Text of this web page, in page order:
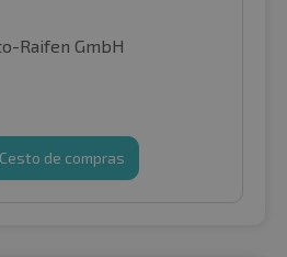
Raifen GmbH
Cesto de compras